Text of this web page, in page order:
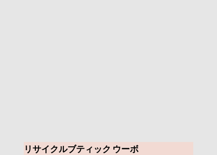
リサイクルブティック ウーボ